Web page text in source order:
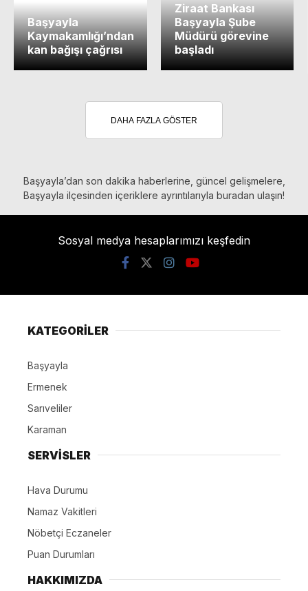
Başyayla
Kaymakamlığı’ndan
kan bağışı çağrısı
Ziraat Bankası
Başyayla Şube
Müdürü görevine
başladı
DAHA FAZLA GÖSTER
Başyayla’dan son dakika haberlerine, güncel gelişmelere,
Başyayla ilçesinden içeriklere ayrıntılarıyla buradan ulaşın!
Sosyal medya hesaplarımızı keşfedin
KATEGORİLER
Başyayla
Ermenek
Sarıveliler
Karaman
SERVİSLER
Hava Durumu
Namaz Vakitleri
Nöbetçi Eczaneler
Puan Durumları
HAKKIMIZDA